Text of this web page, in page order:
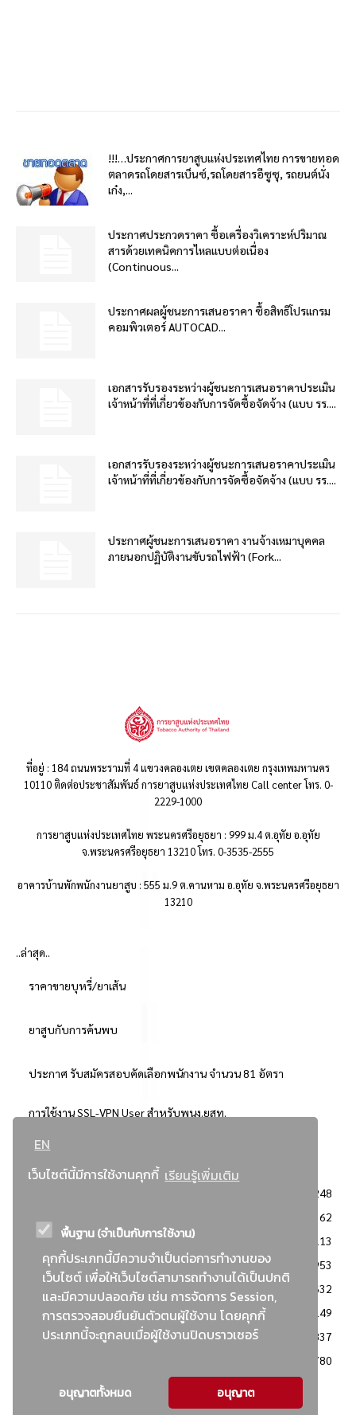
EN
เว็บไซต์นี้มีการใช้งานคุกกี้ เรียนรู้เพิ่มเติม
พื้นฐาน (จำเป็นกับการใช้งาน)
คุกกี้ประเภทนี้มีความจำเป็นต่อการทำงานของ
เว็บไซต์ เพื่อให้เว็บไซต์สามารถทำงานได้เป็นปกติ
และมีความปลอดภัย เช่น การจัดการ Session,
การตรวจสอบยืนยันตัวตนผู้ใช้งาน โดยคุกกี้
ประเภทนี้จะถูกลบเมื่อผู้ใช้งานปิดบราวเซอร์
อนุญาตทั้งหมด อนุญาต
!!!…ประกาศการยาสูบแห่งประเทศไทย การขายทอด
ตลาดรถโดยสารเบ็นซ์,รถโดยสารอีซูซุ, รถยนต์นั่ง
เก๋ง,...
ประกาศประกวดราคา ซื้อเครื่องวิเคราะห์ปริมาณ
สารด้วยเทคนิคการไหลแบบต่อเนื่อง
(Continuous...
ประกาศผลผู้ชนะการเสนอราคา ซื้อสิทธิโปรแกรม
คอมพิวเตอร์ AUTOCAD...
เอกสารรับรองระหว่างผู้ชนะการเสนอราคาประเมิน
เจ้าหน้าที่ที่เกี่ยวข้องกับการจัดซื้อจัดจ้าง (แบบ รร....
เอกสารรับรองระหว่างผู้ชนะการเสนอราคาประเมิน
เจ้าหน้าที่ที่เกี่ยวข้องกับการจัดซื้อจัดจ้าง (แบบ รร....
ประกาศผู้ชนะการเสนอราคา งานจ้างเหมาบุคคล
ภายนอกปฏิบัติงานขับรถไฟฟ้า (Fork...
ที่อยู่ : 184 ถนนพระรามที่ 4 แขวงคลองเตย เขตคลองเตย กรุงเทพมหานคร
10110 ติดต่อประชาสัมพันธ์ การยาสูบแห่งประเทศไทย Call center โทร. 0-
2229-1000
การยาสูบแห่งประเทศไทย พระนครศรีอยุธยา : 999 ม.4 ต.อุทัย อ.อุทัย
จ.พระนครศรีอยุธยา 13210 โทร. 0-3535-2555
อาคารบ้านพักพนักงานยาสูบ : 555 ม.9 ต.คานหาม อ.อุทัย จ.พระนครศรีอยุธยา
13210
..ล่าสุด..
ราคาขายบุหรี่/ยาเส้น
ยาสูบกับการค้นพบ
ประกาศ รับสมัครสอบคัดเลือกพนักงาน จำนวน 81 อัตรา
การใช้งาน SSL-VPN User สำหรับพนง.ยสท.
..ยอดนิยม..
3248
2362
: วิธีเฉพาะเจาะจง
2113
ข่าวสาร/ประกาศ
1953
: เอกสารส่งเสริมความโปร่งใสในการจัดซื้อจัดจ้าง
1632
ข่าวสารจัดซื้อจัดจ้าง
1149
: แผนการจัดซื้อจัดจ้าง
837
780